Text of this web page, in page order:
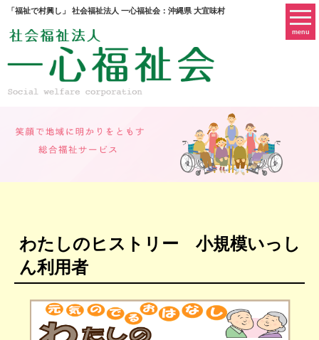
「福祉で村興し」 社会福祉法人 一心福祉会：沖縄県 大宜味村
menu
わたしのヒストリー 小規模いっし
ん利用者